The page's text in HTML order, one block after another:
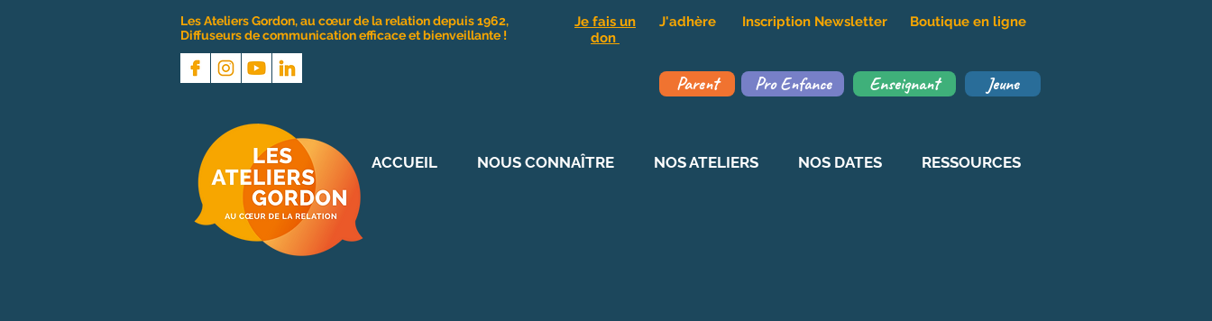
Les Ateliers Gordon, au cœur de la relation depuis 1962,
Diffuseurs de communication efficace et bienveillante !
Je fais un
don
J'adhère Inscription Newsletter Boutique en ligne
Parent Pro Enfance Enseignant Jeune
ACCUEIL NOUS CONNAÎTRE NOS ATELIERS NOS DATES RESSOURCES